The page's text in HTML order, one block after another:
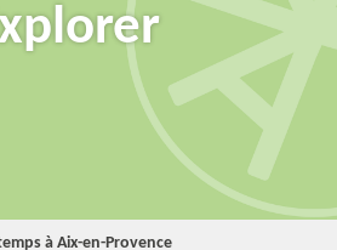
à Aix-en-Provence